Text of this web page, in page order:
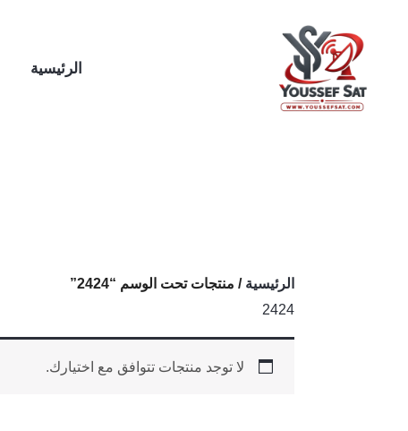
الرئيسية
الرئيسية / منتجات تحت الوسم “2424”
2424
لا توجد منتجات تتوافق مع اختيارك.